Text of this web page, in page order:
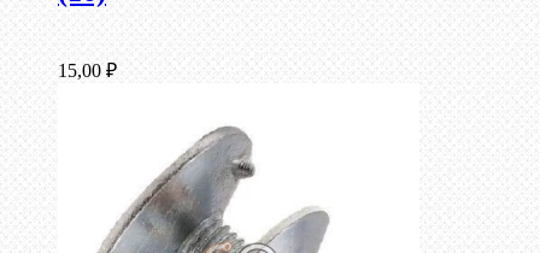
15,00 ₽